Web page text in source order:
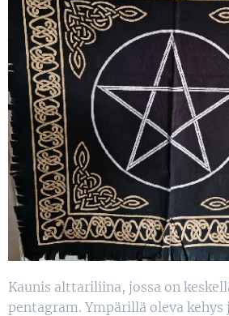
Kaunis alttariliina, jossa on
pentagram. Ympärillä oleva kehys